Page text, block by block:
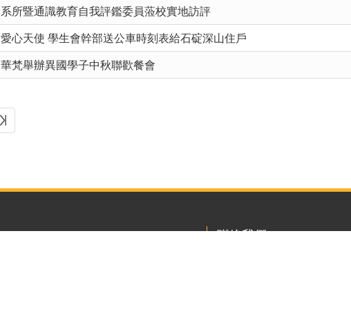
系所暨通識教育自我評鑑委員蒞校實地訪評
愛心天使 學生會幹部送公車時刻表給石碇深山住戶
華梵舉辦異國學子中秋聯歡餐會
聯絡我們